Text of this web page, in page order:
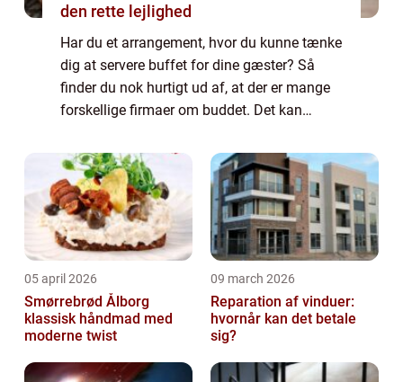
den rette lejlighed
Har du et arrangement, hvor du kunne tænke
dig at servere buffet for dine gæster? Så
finder du nok hurtigt ud af, at der er mange
forskellige firmaer om buddet. Det kan
lige...
05 april 2026
Smørrebrød Ålborg
klassisk håndmad med
moderne twist
09 march 2026
Reparation af vinduer:
hvornår kan det betale
sig?